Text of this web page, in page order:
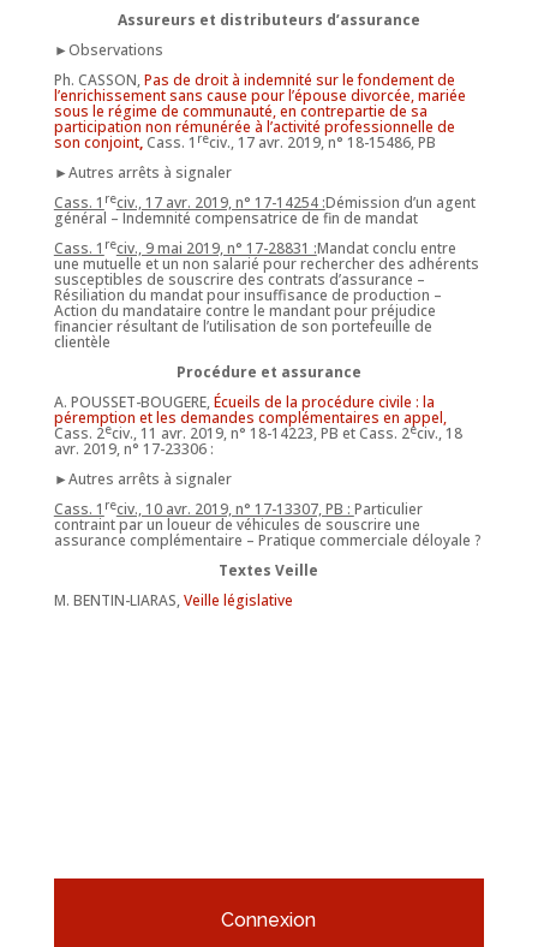
Assureurs et distributeurs d’assurance
►Observations
Ph. CASSON,Pas de droit à indemnité sur le fondement de
l’enrichissement sans cause pour l’épouse divorcée, mariée
sous le régime de communauté, en contrepartie de sa
participation non rémunérée à l’activité professionnelle de
son conjoint,Cass. 1 reciv., 17 avr. 2019, n° 18-15486, PB
►Autres arrêts à signaler
Cass. 1 reciv., 17 avr. 2019, n° 17-14254 :Démission d’un agent
général – Indemnité compensatrice de fin de mandat
Cass. 1 reciv., 9 mai 2019, n° 17-28831 :Mandat conclu entre
une mutuelle et un non salarié pour rechercher des adhérents
susceptibles de souscrire des contrats d’assurance –
Résiliation du mandat pour insuffisance de production –
Action du mandataire contre le mandant pour préjudice
financier résultant de l’utilisation de son portefeuille de
clientèle
Procédure et assurance
A. POUSSET-BOUGERE,Écueils de la procédure civile : la
péremption et les demandes complémentaires en appel,
Cass. 2eciv., 11 avr. 2019, n° 18-14223, PB et Cass. 2eciv., 18
avr. 2019, n° 17-23306 :
►Autres arrêts à signaler
Cass. 1 reciv., 10 avr. 2019, n° 17-13307, PB : Particulier
contraint par un loueur de véhicules de souscrire une
assurance complémentaire – Pratique commerciale déloyale ?
Textes Veille
M. BENTIN-LIARAS,Veille législative
Connexion